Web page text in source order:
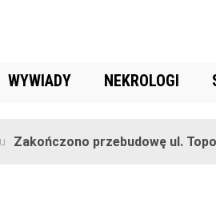
WYWIADY NEKROLOGI
Zakończono przebudowę ul.